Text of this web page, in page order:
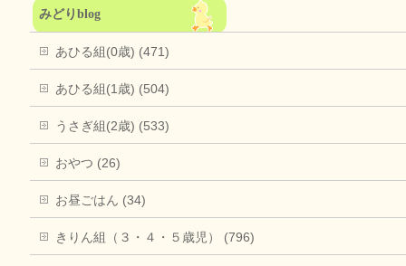
みどりblog
あひる組(0歳) (471)
あひる組(1歳) (504)
うさぎ組(2歳) (533)
おやつ (26)
お昼ごはん (34)
きりん組（３・４・５歳児） (796)